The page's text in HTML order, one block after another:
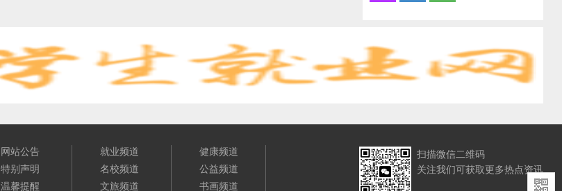
网站公告
特别声明
温馨提醒
就业频道
名校频道
文旅频道
健康频道
公益频道
书画频道
扫描微信二维码
关注我们可获取更多热点资讯